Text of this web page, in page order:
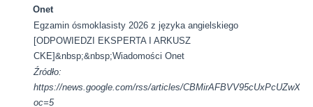
Onet
Egzamin ósmoklasisty 2026 z języka angielskiego
[ODPOWIEDZI EKSPERTA I ARKUSZ
CKE]&nbsp;&nbsp;Wiadomości Onet
Źródło:
https://news.google.com/rss/articles/
oc=5